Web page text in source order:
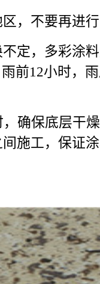
，不要再进
定，多彩涂
前12小时，
确保底层干燥
施工，保证